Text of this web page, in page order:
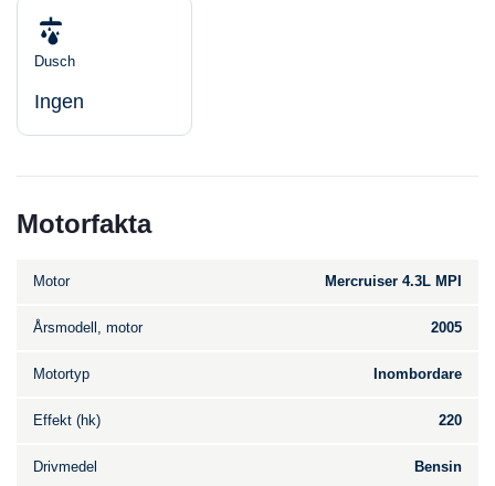
Dusch
Ingen
Motorfakta
Motor Mercruiser 4.3L MPI
Årsmodell, motor 2005
Motortyp Inombordare
Effekt (hk) 220
Drivmedel Bensin